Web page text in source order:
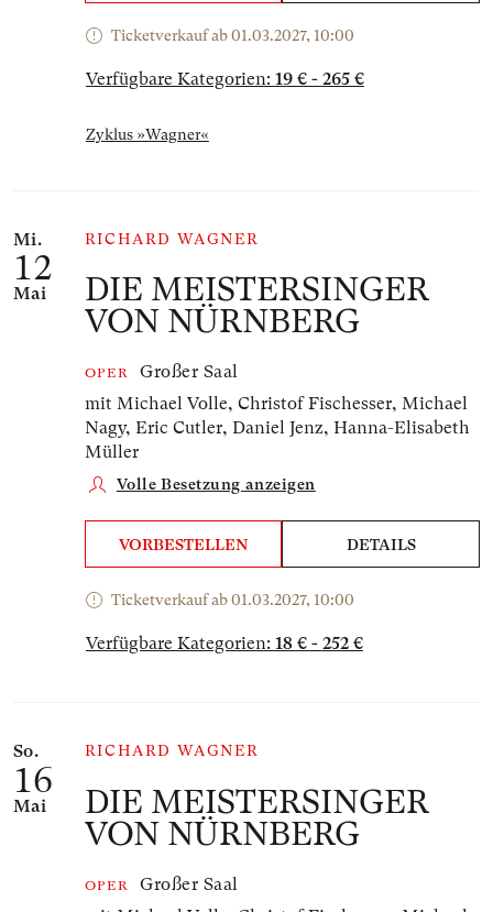
Ticketverkauf ab 01.03.2027, 10:00
Verfügbare Kategorien: 19 € - 265 €
Zyklus »Wagner«
Mi.
12
Mai
RICHARD WAGNER
DIE MEISTERSINGER
VON NÜRNBERG
OPER
Großer Saal
mit Michael Volle, Christof Fischesser, Michael
Nagy, Eric Cutler, Daniel Jenz, Hanna-Elisabeth
Müller
Volle Besetzung anzeigen
VORBESTELLEN DETAILS
Ticketverkauf ab 01.03.2027, 10:00
Verfügbare Kategorien: 18 € - 252 €
So.
16
Mai
RICHARD WAGNER
DIE MEISTERSINGER
VON NÜRNBERG
OPER
Großer Saal